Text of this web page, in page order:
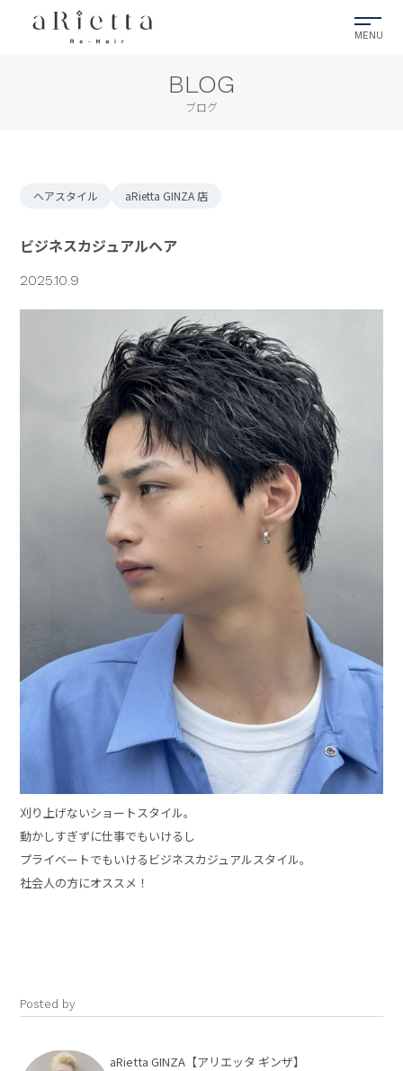
BLOG
ブログ
ヘアスタイル aRietta GINZA 店
ビジネスカジュアルヘア
2025.10.9
刈り上げないショートスタイル。
動かしすぎずに仕事でもいけるし
プライベートでもいけるビジネスカジュアルスタイル。
社会人の方にオススメ！
Posted by
aRietta GINZA【アリエッタ ギンザ】